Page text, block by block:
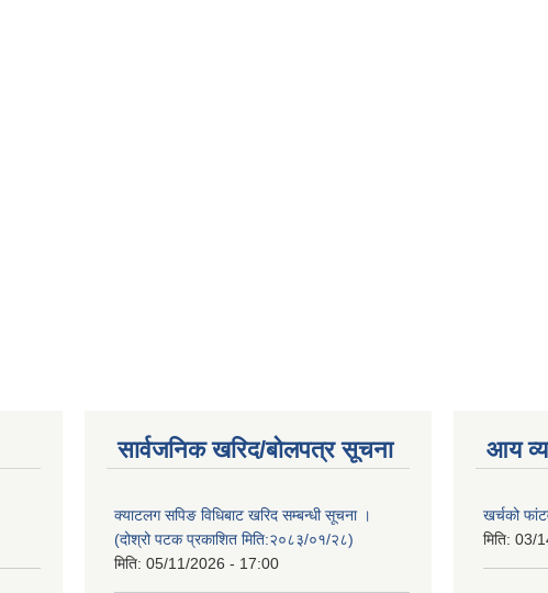
सार्वजनिक खरिद/बोलपत्र सूचना
क्याटलग सपिङ विधिबाट खरिद सम्बन्धी सूचना ।
(दोश्रो पटक प्रकाशित मिति:२०८३/०१/२८)
मिति: 05/11/2026 - 17:00
आय
खर्चको
मिति: 03/